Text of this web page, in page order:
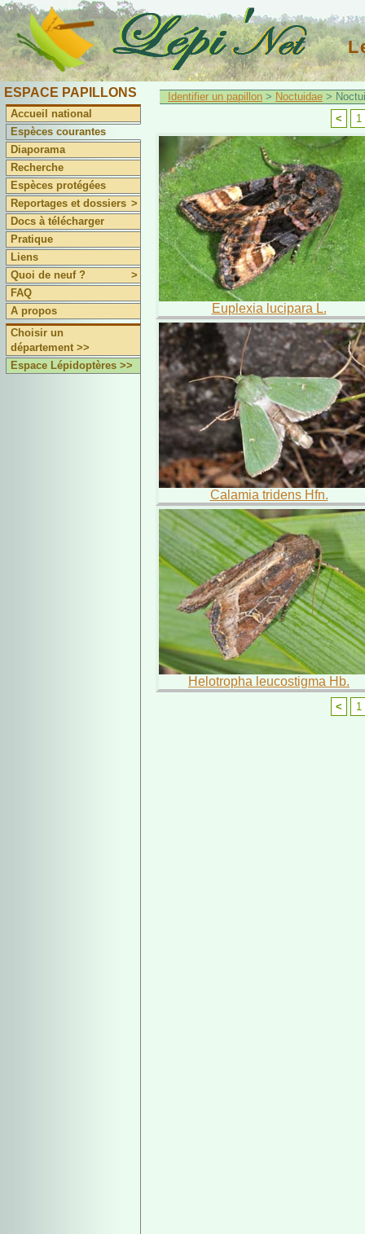
ESPACE PAPILLONS
Accueil national
Espèces courantes
Diaporama
Recherche
Espèces protégées
Reportages et dossiers >
Docs à télécharger
Pratique
Liens
Quoi de neuf ?
>
FAQ
A propos
Choisir un
département >>
Espace Lépidoptères >>
Identifier un papillon > Noctuidae >
<
1
Euplexia lucipara L.
Calamia tridens Hfn.
Helotropha leucostigma Hb.
< 1